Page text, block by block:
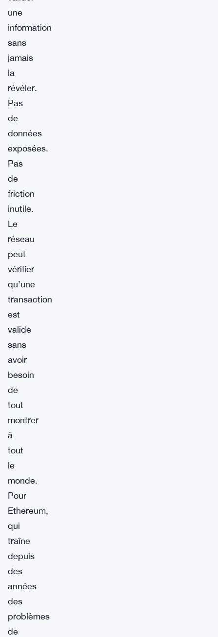
une
information
sans
jamais
la
révéler.
Pas
de
données
exposées.
Pas
de
friction
inutile.
Le
réseau
peut
vérifier
qu’une
transaction
est
valide
sans
avoir
besoin
de
tout
montrer
à
tout
le
monde.
Pour
Ethereum,
qui
traîne
depuis
des
années
des
problèmes
de